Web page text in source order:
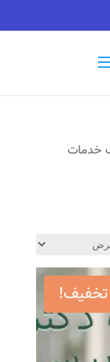
خدمات
تخفیف!